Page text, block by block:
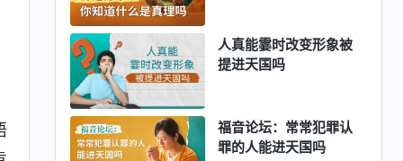
人真能霎时改变形象被
提进天国吗
福音论坛：常常犯罪认
罪的人能进天国吗